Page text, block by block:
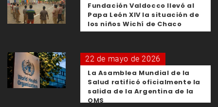
Fundación Valdocco llevó al
Papa León XIV la situación de
los niños Wichí de Chaco
22 de mayo de 2026
La Asamblea Mundial de la
Salud ratificó oficialmente la
salida de la Argentina de la
OMS